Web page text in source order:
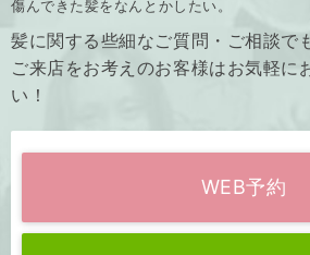
傷んできた髪をなんとかしたい。
髪に関する些細なご質問・ご相談で
ご来店をお考えのお客様はお気軽に
い！
WEB予約